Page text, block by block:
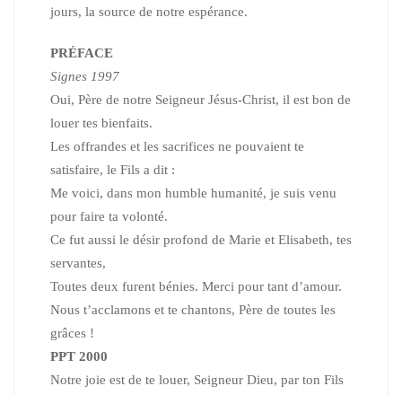
jours, la source de notre espérance.
PRÉFACE
Signes 1997
Oui, Père de notre Seigneur Jésus-Christ, il est bon de
louer tes bienfaits.
Les offrandes et les sacrifices ne pouvaient te
satisfaire, le Fils a dit :
Me voici, dans mon humble humanité, je suis venu
pour faire ta volonté.
Ce fut aussi le désir profond de Marie et Elisabeth, tes
servantes,
Toutes deux furent bénies. Merci pour tant d’amour.
Nous t’acclamons et te chantons, Père de toutes les
grâces !
PPT 2000
Notre joie est de te louer, Seigneur Dieu, par ton Fils